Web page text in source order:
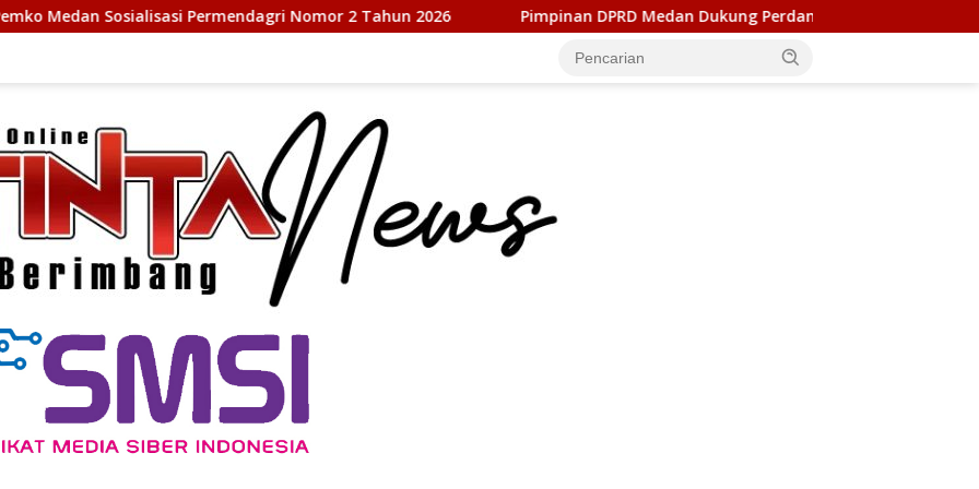
Nomor 2 Tahun 2026 Pimpinan DPRD Medan Dukung Perdamaian Kasus AT, Dorong Polrestabes Medan